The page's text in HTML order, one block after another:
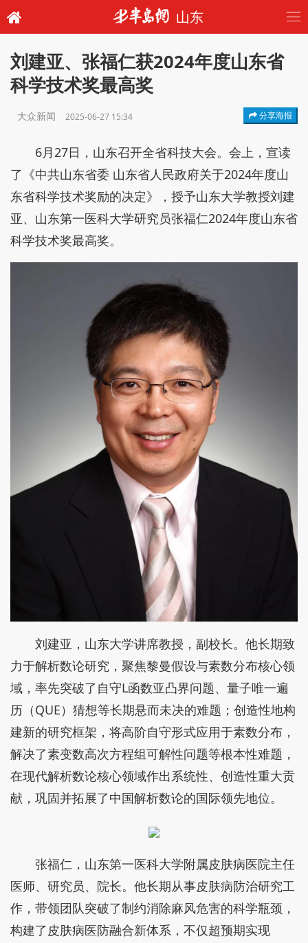
山东
刘建亚、张福仁获2024年度山东省
科学技术奖最高奖
大众新闻 2025-06-27 15:34 分享海报
6月27日，山东召开全省科技大会。会上，宣读
了《中共山东省委 山东省人民政府关于2024年度山
东省科学技术奖励的决定》，授予山东大学教授刘建
亚、山东第一医科大学研究员张福仁2024年度山东省
科学技术奖最高奖。
刘建亚，山东大学讲席教授，副校长。他长期致
力于解析数论研究，聚焦黎曼假设与素数分布核心领
域，率先突破了自守L函数亚凸界问题、量子唯一遍
历（QUE）猜想等长期悬而未决的难题；创造性地构
建新的研究框架，将高阶自守形式应用于素数分布，
解决了素变数高次方程组可解性问题等根本性难题，
在现代解析数论核心领域作出系统性、创造性重大贡
献，巩固并拓展了中国解析数论的国际领先地位。
张福仁，山东第一医科大学附属皮肤病医院主任
医师、研究员、院长。他长期从事皮肤病防治研究工
作，带领团队突破了制约消除麻风危害的科学瓶颈，
构建了皮肤病医防融合新体系，不仅超预期实现